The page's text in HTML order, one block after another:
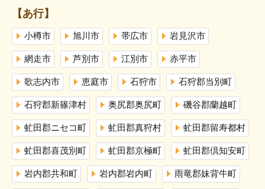
【あ行】
小樽市 旭川市 帯広市 岩見沢市
網走市 芦別市 江別市 赤平市
歌志内市 恵庭市 石狩市 石狩郡当別町
石狩郡新篠津村 奥尻郡奥尻町 磯谷郡蘭越町
虻田郡ニセコ町 虻田郡真狩村 虻田郡留寿都村
虻田郡喜茂別町 虻田郡京極町 虻田郡倶知安町
岩内郡共和町 岩内郡岩内町 雨竜郡妹背牛町